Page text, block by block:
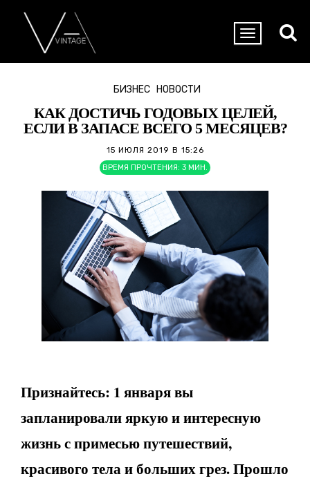
БИЗНЕС НОВОСТИ
КАК ДОСТИЧЬ ГОДОВЫХ ЦЕЛЕЙ,
ЕСЛИ В ЗАПАСЕ ВСЕГО 5 МЕСЯЦЕВ?
15 ИЮЛЯ 2019 В 15:26
ВРЕМЯ ПРОЧТЕНИЯ: 3 МИН.
Признайтесь: 1 января вы
запланировали яркую и интересную
жизнь с примесью путешествий,
красивого тела и больших грез. Прошло